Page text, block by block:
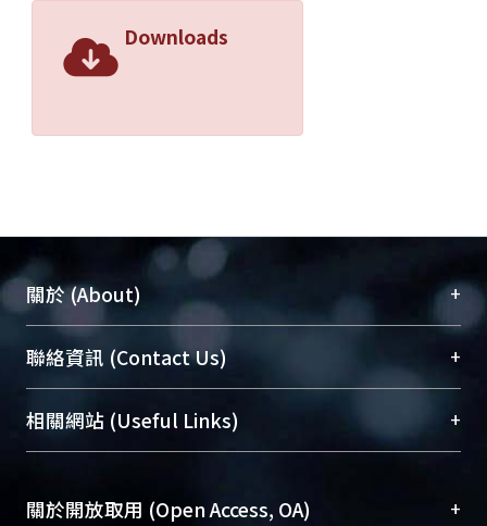
Downloads
關於 (About) +
臺大位居世界頂尖大學之列，為永久珍藏及向國際
展現本校豐碩的研究成果及學術能量，圖書館整合
機構典藏（NTUR）與學術庫（AH）不同功能平
台，成為臺大學術典藏NTU scholars。期能整合研
成果。
聯絡資訊 (Contact Us) +
總館學科館員(Main Library)
醫學圖書館學科館員(Medical Library)
Sciences Library)
相關網站 (Useful Links) +
關於開放取用 (Open Access, OA) +